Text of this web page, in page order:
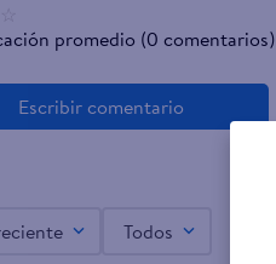
promedio (0 comentarios)
Todos